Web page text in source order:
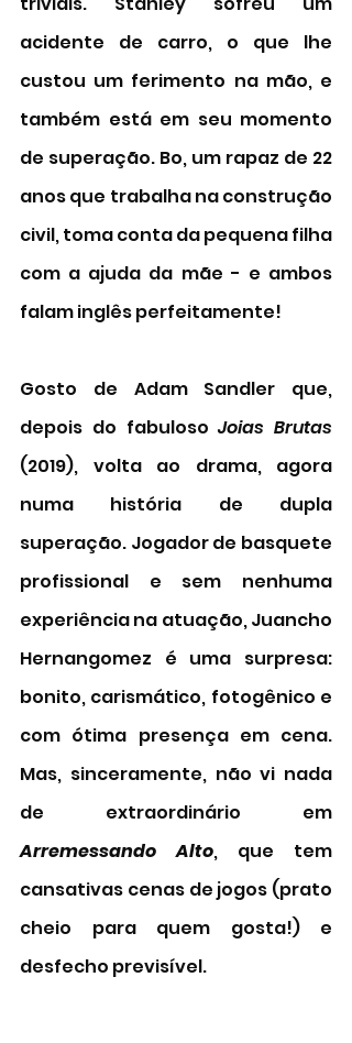
acidente de carro, o que lhe
custou um ferimento na mão, e
também está em seu momento
de superação. Bo, um rapaz de 22
anos que trabalha na construção
civil, toma conta da pequena filha
com a ajuda da mãe - e ambos
falam inglês perfeitamente!
Gosto de Adam Sandler que,
depois do fabuloso Joias Brutas
(2019), volta ao drama, agora
numa história de dupla
superação. Jogador de basquete
profissional e sem nenhuma
experiência na atuação, Juancho
Hernangomez é uma surpresa:
bonito, carismático, fotogênico e
com ótima presença em cena.
Mas, sinceramente, não vi nada
Arremessando Alto, que tem
cansativas cenas de jogos (prato
cheio para quem gosta!) e
desfecho previsível.